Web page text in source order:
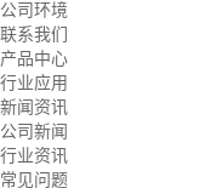
公司环境
联系我们
产品中心
行业应用
新闻资讯
公司新闻
行业资讯
常见问题